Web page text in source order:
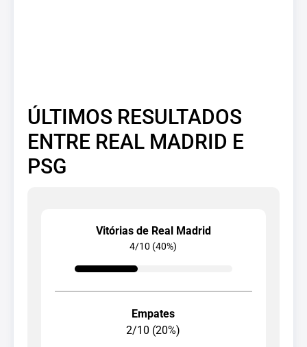
ÚLTIMOS RESULTADOS
ENTRE REAL MADRID E
PSG
Vitórias de Real Madrid
4/10 (40%)
Empates
2/10 (20%)